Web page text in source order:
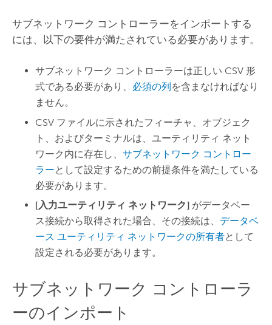
サブネットワーク コントローラーをインポートする
には、以下の要件が満たされている必要があります。
サブネットワーク コントローラーは正しい CSV 形
式である必要があり、 必須の列 を含まなければなり
ません。
CSV ファイルに示されたフィーチャ、オブジェク
ト、およびターミナルは、ユーティリティ ネット
ワーク内に存在し、サブネットワーク コントロー
ラーとして設定するための前提条件を満たしている
必要があります。
[入力ユーティリティ ネットワーク] がデータベー
ス接続から取得された場合、その接続は、 データベ
ース ユーティリティ ネットワークの所有者として
設定される必要があります。
サブネットワーク コントローラ
ーのインポート